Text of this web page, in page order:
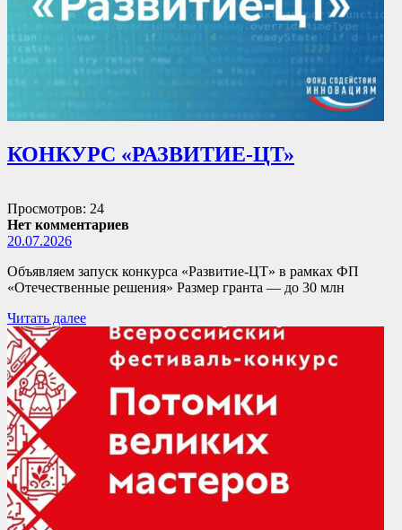
КОНКУРС «РАЗВИТИЕ-ЦТ»
Просмотров: 24
Нет комментариев
20.07.2026
Объявляем запуск конкурса «Развитие-ЦТ» в рамках ФП
«Отечественные решения» Размер гранта — до 30 млн
Читать далее